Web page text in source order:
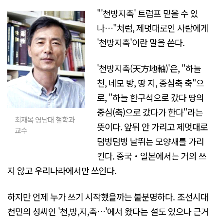
최재목 영남대 철학과
교수
"'천방지축' 트럼프 믿을 수 있
나…"처럼, 제멋대로인 사람에게
'천방지축'이란 말을 쓴다.
'천방지축(天方地軸)'은, "하늘
천, 네모 방, 땅 지, 중심축 축"으
로, "하늘 한구석으로 갔다 땅의
중심(축)으로 갔다가 한다"라는
뜻이다. 앞뒤 안 가리고 제멋대로
덤벙덤벙 날뛰는 모양새를 가리
킨다. 중국・일본에서는 거의 쓰
지 않고 우리나라에서만 쓰인다.
하지만 언제 누가 쓰기 시작했을까는 불분명하다. 조선시대
천민의 성씨인 '천,방,지,축…'에서 왔다는 설도 있으나 근거